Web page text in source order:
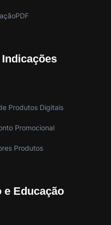
Produtos Digitais
Promocional
Produtos
e Educação